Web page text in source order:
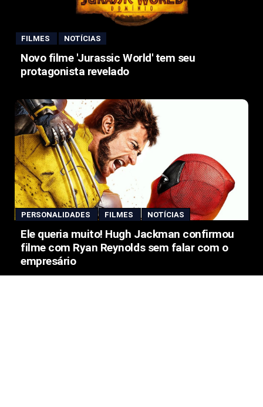
FILMES NOTÍCIAS
Novo filme 'Jurassic World' tem seu
protagonista revelado
PERSONALIDADES FILMES NOTÍCIAS
Ele queria muito! Hugh Jackman confirmou
filme com Ryan Reynolds sem falar com o
empresário